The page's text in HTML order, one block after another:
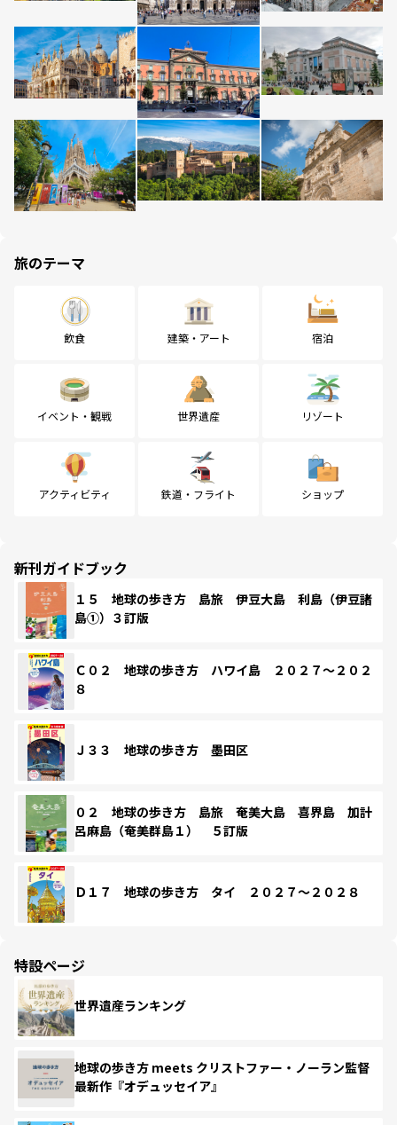
旅のテーマ
飲食 建築・アート 宿泊
イベント・観戦 世界遺産 リゾート
アクティビティ 鉄道・フライト ショップ
新刊ガイドブック
１５ 地球の歩き方 島旅 伊豆大島 利島（伊豆諸
島①）３訂版
Ｃ０２ 地球の歩き方 ハワイ島 ２０２７～２０２
８
Ｊ３３ 地球の歩き方 墨田区
０２ 地球の歩き方 島旅 奄美大島 喜界島 加計
呂麻島（奄美群島１） ５訂版
Ｄ１７ 地球の歩き方 タイ ２０２７～２０２８
特設ページ
世界遺産ランキング
地球の歩き方 meets クリストファー・ノーラン監督
最新作『オデュッセイア』